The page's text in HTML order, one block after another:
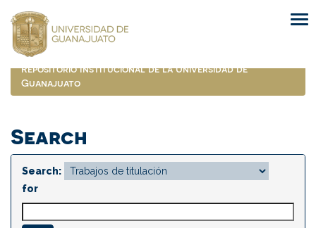
navigation
Repositorio Institucional de la Universidad de
Guanajuato
Search
Search:
for